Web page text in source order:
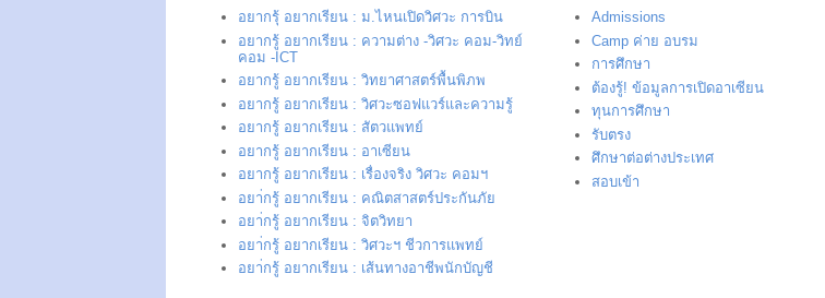
อยากรุ้ อยากเรียน : ม.ไหนเปิดวิศวะ การบิน
อยากรู้ อยากเรียน : ความต่าง -วิศวะ คอม-วิทย์
คอม -ICT
อยากรู้ อยากเรียน : วิทยาศาสตร์พื้นพิภพ
อยากรู้ อยากเรียน : วิศวะซอฟแวร์และความรู้
อยากรู้ อยากเรียน : สัตวแพทย์
อยากรู้ อยากเรียน : อาเซียน
อยากรู้ อยากเรียน : เรื่องจริง วิศวะ คอมฯ
อยา่กรู้ อยากเรียน : คณิตสาสตร์ประกันภัย
อยา่กรู้ อยากเรียน : จิตวิทยา
อยา่กรู้ อยากเรียน : วิศวะฯ ชีวการแพทย์
อยา่กรู้ อยากเรียน : เส้นทางอาชีพนักบัญชี
Admissions
Camp ค่าย อบรม
การศึกษา
ต้องรู้! ข้อมูลการเปิดอาเซียน
ทุนการศึกษา
รับตรง
ศึกษาต่อต่างประเทศ
สอบเข้า